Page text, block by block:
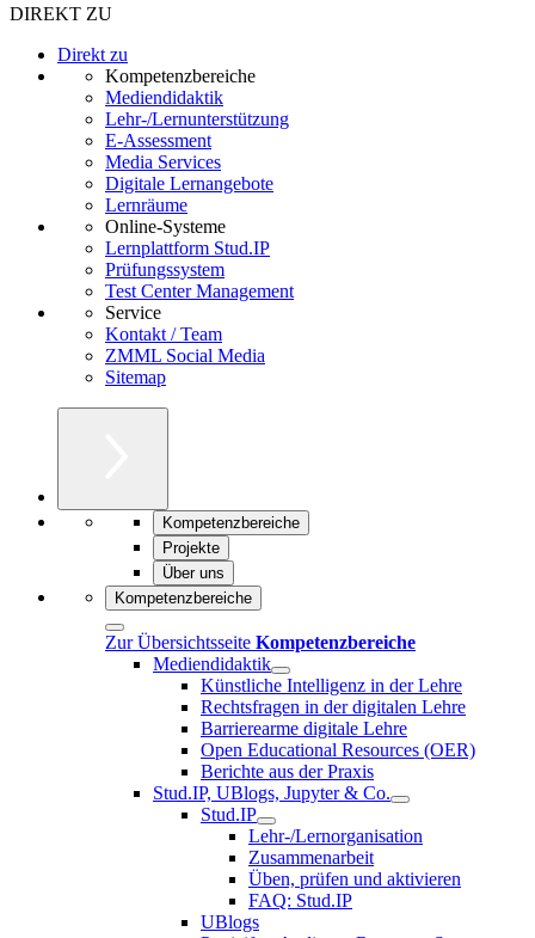
DIREKT ZU
Direkt zu
Kompetenzbereiche
Mediendidaktik
Lehr-/Lernunterstützung
E-Assessment
Media Services
Digitale Lernangebote
Lernräume
Online-Systeme
Lernplattform Stud.IP
Prüfungssystem
Test Center Management
Service
Kontakt / Team
ZMML Social Media
Sitemap
Kompetenzbereiche
Projekte
Über uns
Kompetenzbereiche
Zur Übersichtsseite Kompetenzbereiche
Mediendidaktik
Künstliche Intelligenz in der Lehre
Rechtsfragen in der digitalen Lehre
Barrierearme digitale Lehre
Open Educational Resources (OER)
Berichte aus der Praxis
Stud.IP, UBlogs, Jupyter & Co.
Stud.IP
Lehr-/Lernorganisation
Zusammenarbeit
Üben, prüfen und aktivieren
FAQ: Stud.IP
UBlogs